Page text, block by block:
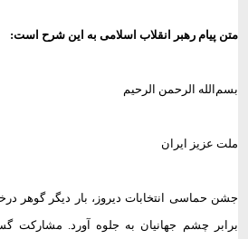
متن پیام رهبر انقلاب اسلامی به این شرح است:
بسم‌الله الرحمن الرحیم
ملت عزیز ایران
جشن حماسی انتخابات دیروز،‌ بار دیگر گوهر
برابر چشم جهانیان به جلوه آورد. مشارکت